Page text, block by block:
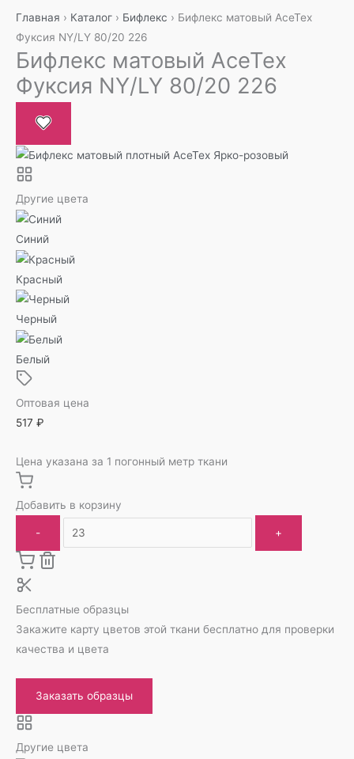
содержимому
Главная › Каталог › Бифлекс › Бифлекс матовый AceTex
Фуксия NY/LY 80/20 226
Бифлекс матовый AceTex
Фуксия NY/LY 80/20 226
Другие цвета
Синий
Красный
Черный
Белый
Оптовая цена
517 ₽
Цена указана за 1 погонный метр ткани
Добавить в корзину
- +
Бесплатные образцы
Закажите карту цветов этой ткани бесплатно для проверки
качества и цвета
Заказать образцы
Другие цвета